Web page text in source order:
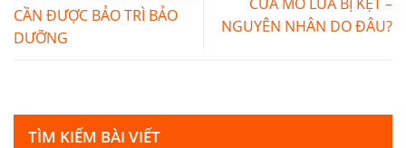
CẦN ĐƯỢC BẢO TRÌ BẢO
DƯỠNG
NGUYÊN NHÂN DO ĐÂU?
TÌM KIẾM BÀI VIẾT